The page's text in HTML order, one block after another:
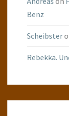
Benz
Scheibster
Rebekka.